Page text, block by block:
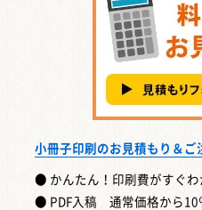
小冊子印刷のお見積もり＆ご
● かんたん！印刷費がすぐわ
● PDF入稿 通常価格から10